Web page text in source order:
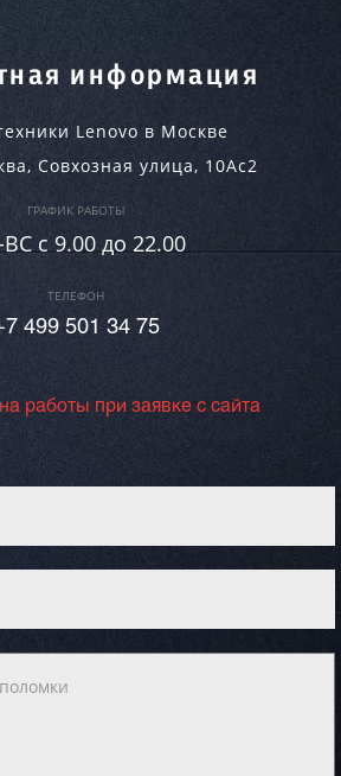
информация
Lenovo в Москве
, Совхозная улица, 10Ас2
ГРАФИК РАБОТЫ
c 9.00 до 22.00
ТЕЛЕФОН
499 501 34 75
работы при заявке с сайта